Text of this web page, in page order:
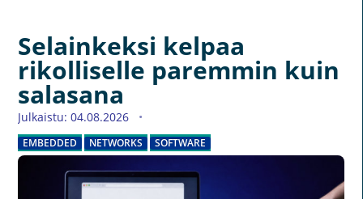
Selainkeksi kelpaa
rikolliselle paremmin kuin
salasana
Julkaistu: 04.08.2026
EMBEDDED NETWORKS SOFTWARE